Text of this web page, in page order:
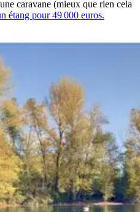
caravane (mieux que rien cela
étang pour 49 000 euros.